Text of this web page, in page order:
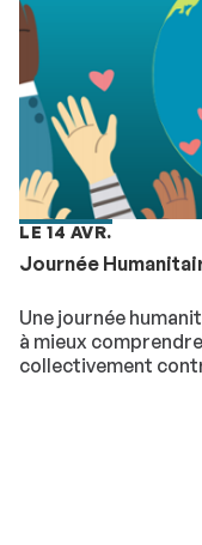
LE 14 AVR.
Journée
Une journée
à mieux
collectivement